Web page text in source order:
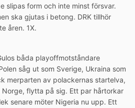
slipas form och inte minst försvar.
ska gjutas i betong. DRK tillhör
åren. 1X.
båda playoffmotståndare
såg ut som Sverige, Ukraina som
merparten av polackernas startelva,
flytta på sig. Ett par hårtorkar
senare möter Nigeria nu upp. Ett